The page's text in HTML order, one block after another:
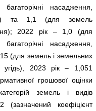
багаторічні насадження,
та 1,1 (для земель
2022 рік – 1,0 (для
багаторічні насадження,
(для земель і земельних
угідь), 2023 рік – 1,051
грошової оцінки
земель і видів
коефіцієнт